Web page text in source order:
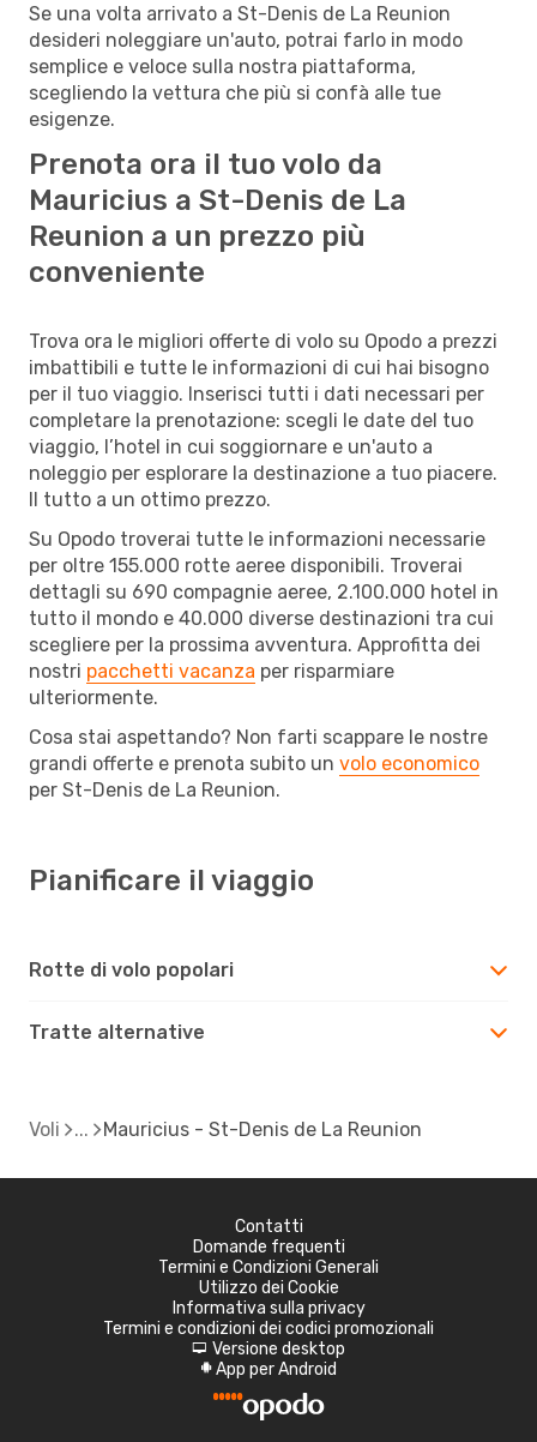
Se una volta arrivato a St-Denis de La Reunion
desideri noleggiare un'auto, potrai farlo in modo
semplice e veloce sulla nostra piattaforma,
scegliendo la vettura che più si confà alle tue
esigenze.
Prenota ora il tuo volo da
Mauricius a St-Denis de La
Reunion a un prezzo più
conveniente
Trova ora le migliori offerte di volo su Opodo a prezzi
imbattibili e tutte le informazioni di cui hai bisogno
per il tuo viaggio. Inserisci tutti i dati necessari per
completare la prenotazione: scegli le date del tuo
viaggio, l’hotel in cui soggiornare e un'auto a
noleggio per esplorare la destinazione a tuo piacere.
Il tutto a un ottimo prezzo.
Su Opodo troverai tutte le informazioni necessarie
per oltre 155.000 rotte aeree disponibili. Troverai
dettagli su 690 compagnie aeree, 2.100.000 hotel in
tutto il mondo e 40.000 diverse destinazioni tra cui
scegliere per la prossima avventura. Approfitta dei
nostri pacchetti vacanza per risparmiare
ulteriormente.
Cosa stai aspettando? Non farti scappare le nostre
grandi offerte e prenota subito un volo economico
per St-Denis de La Reunion.
Pianificare il viaggio
Rotte di volo popolari
Tratte alternative
Voli Mauricius - St-Denis de La Reunion
Contatti
Domande frequenti
Termini e Condizioni Generali
Utilizzo dei Cookie
Informativa sulla privacy
Termini e condizioni dei codici promozionali
d Versione desktop
A App per Android